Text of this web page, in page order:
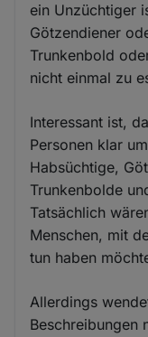
ein Unzüchtiger
Götzendiener
Trunkenbold
nicht einmal zu
Interessant ist,
Personen klar
Habsüchtige,
Trunkenbolde
Tatsächlich
Menschen, mit
tun haben
Allerdings
Beschreibungen